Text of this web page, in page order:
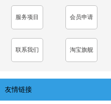
服务项目 会员申请
联系我们 淘宝旗舰
友情链接